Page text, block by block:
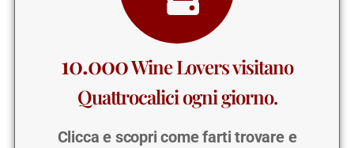
10.000Wine Lovers visitano
Quattrocalici ogni giorno.
Clicca e scopri come farti trovare e